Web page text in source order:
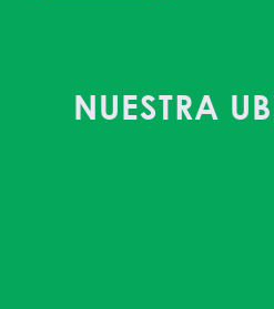
NUESTRA